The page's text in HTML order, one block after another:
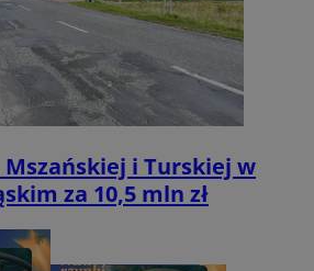
i Turskiej w
za 10,5 mln zł